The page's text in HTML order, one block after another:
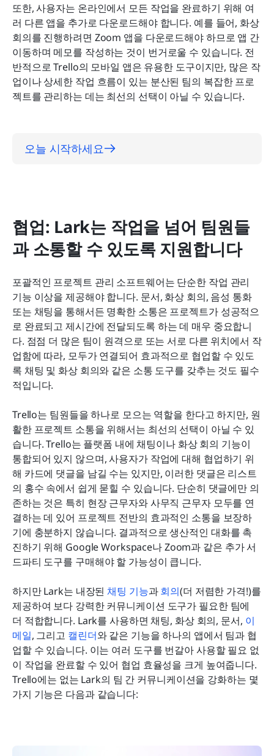
또한, 사용자는 온라인에서 모든 작업을 완료하기 위해 여
러 다른 앱을 추가로 다운로드해야 합니다. 예를 들어, 화상
회의를 진행하려면 Zoom 앱을 다운로드해야 하므로 앱 간
이동하며 메모를 작성하는 것이 번거로울 수 있습니다. 전
반적으로 Trello의 모바일 앱은 유용한 도구이지만, 많은 작
업이나 상세한 작업 흐름이 있는 분산된 팀의 복잡한 프로
젝트를 관리하는 데는 최선의 선택이 아닐 수 있습니다.
오늘 시작하세요
협업: Lark는 작업을 넘어 팀원들
과 소통할 수 있도록 지원합니다
포괄적인 프로젝트 관리 소프트웨어는 단순한 작업 관리
기능 이상을 제공해야 합니다. 문서, 화상 회의, 음성 통화
또는 채팅을 통해서든 명확한 소통은 프로젝트가 성공적으
로 완료되고 제시간에 전달되도록 하는 데 매우 중요합니
다. 점점 더 많은 팀이 원격으로 또는 서로 다른 위치에서 작
업함에 따라, 모두가 연결되어 효과적으로 협업할 수 있도
록 채팅 및 화상 회의와 같은 소통 도구를 갖추는 것도 필수
적입니다.
Trello는 팀원들을 하나로 모으는 역할을 한다고 하지만, 원
활한 프로젝트 소통을 위해서는 최선의 선택이 아닐 수 있
습니다. Trello는 플랫폼 내에 채팅이나 화상 회의 기능이
통합되어 있지 않으며, 사용자가 작업에 대해 협업하기 위
해 카드에 댓글을 남길 수는 있지만, 이러한 댓글은 리스트
의 홍수 속에서 쉽게 묻힐 수 있습니다. 단순히 댓글에만 의
존하는 것은 특히 현장 근무자와 사무직 근무자 모두를 연
결하는 데 있어 프로젝트 전반의 효과적인 소통을 보장하
기에 충분하지 않습니다. 결과적으로 생산적인 대화를 촉
진하기 위해 Google Workspace나 Zoom과 같은 추가 서
드파티 도구를 구매해야 할 가능성이 큽니다.
하지만 Lark는 내장된 채팅 기능과 회의(더 저렴한 가격!)를
제공하여 보다 강력한 커뮤니케이션 도구가 필요한 팀에
더 적합합니다. Lark를 사용하면 채팅, 화상 회의, 문서, 이
메일, 그리고 캘린더와 같은 기능을 하나의 앱에서 팀과 협
업할 수 있습니다. 이는 여러 도구를 번갈아 사용할 필요 없
이 작업을 완료할 수 있어 협업 효율성을 크게 높여줍니다.
Trello에는 없는 Lark의 팀 간 커뮤니케이션을 강화하는 몇
가지 기능은 다음과 같습니다: